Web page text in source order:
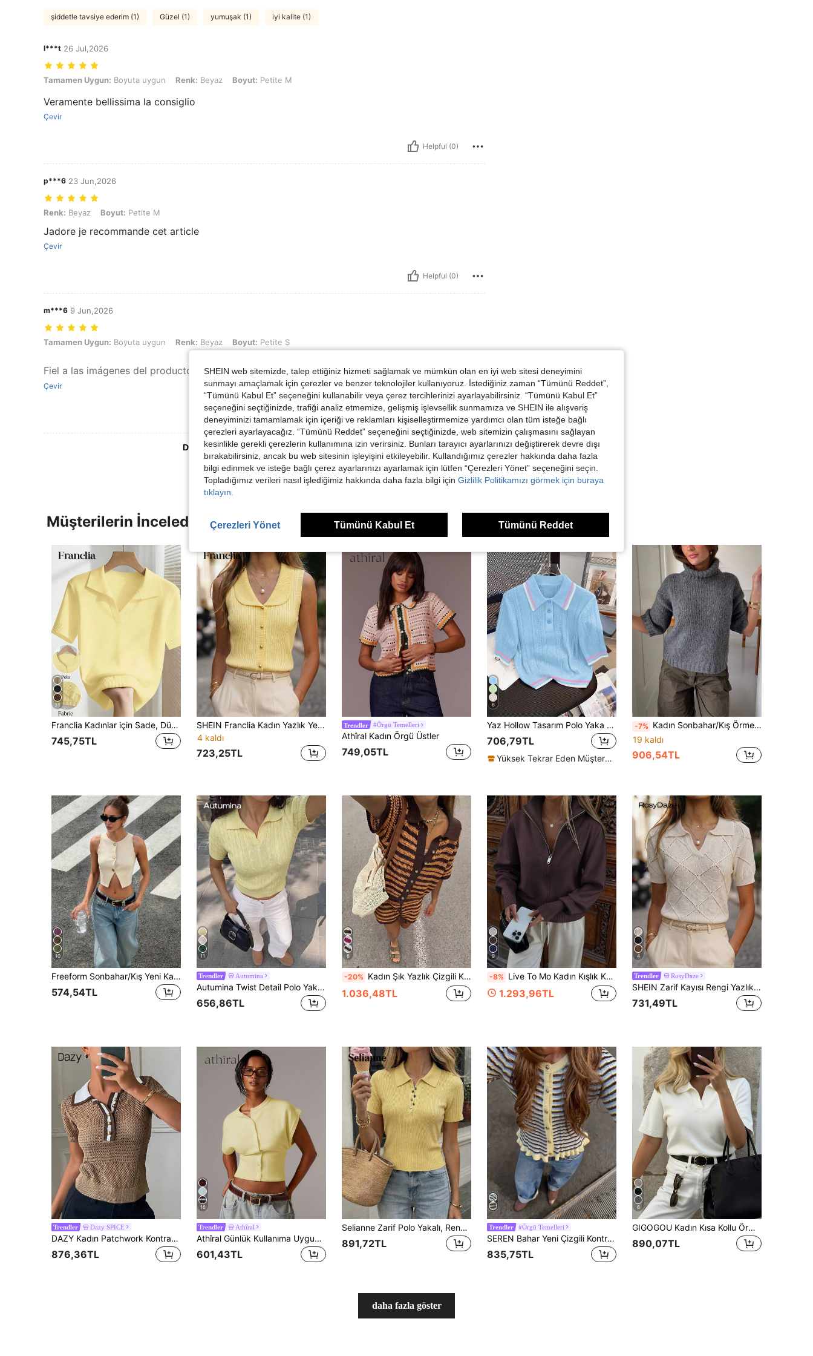
şiddetle tavsiye ederim (1) Güzel (1) yumuşak (1) iyi kalite (1)
l***t 26 Jul,2026
Tamamen Uygun: Boyuta uygun, Renk: Beyaz, Boyut: Petite M
Tamamen Uygun: Boyuta uygun Renk: Beyaz Boyut: Petite M
Veramente bellissima la consiglio
Çevir
Helpful (0)
p***6 23 Jun,2026
Renk: Beyaz, Boyut: Petite M
Renk: Beyaz Boyut: Petite M
Jadore je recommande cet article
Çevir
Helpful (0)
m***6 9 Jun,2026
Tamamen Uygun: Boyuta uygun, Renk: Beyaz, Boyut: Petite S
Tamamen Uygun: Boyuta uygun Renk: Beyaz Boyut: Petite S
Fiel a las imágenes del producto Muy bonito tela suave
Çevir
Helpful (0)
Daha Fazla Değerlendirme Görüntüle
Müşterilerin İncelediği Diğer Ürünler
36
Franclia Kadınlar için Sade, Düz Renk, Devrik Yakalı, Kısa Kollu, Günlük Kullanıma Uygun, İlkbahar ve Yaz Aylarında Giyilebilecek Çok Yönlü Örme Bluz.
745,75TL
SHEIN Franclia Kadın Yazlık Yeni Fransız Zarif Yakalı Fitilli Zayıflatıcı Kolsuz Örme Üst, Yazlık Üst, Kadın Plaj Kıyafeti, Dışarı Çıkma Üstü, Kadın Zarif Üst, Kadın Tatil Kıyafeti, Kadın Sosyal Üst, Ön Düğmeli Örme Yelek, Açık Sarı Yelek, Kadın İşe Gidiş Kıyafeti, Sarı Üst
4 kaldı
723,25TL
Trendler #Örgü Temelleri
Athîral Kadın Örgü Üstler
749,05TL
6
Yaz Hollow Tasarım Polo Yaka Rahat Kolej Stili Çok Yönlü Niş Örgü Üstler
706,79TL
Yüksek Tekrar Eden Müşteriler
-7% Kadın Sonbahar/Kış Örme Balıkçı Yaka Kazak, 3/4 Kol, Standart Boy Pullover
19 kaldı
906,54TL
10
Freeform Sonbahar/Kış Yeni Kadın Kolsuz Yelek, Zarif Şık Üst Segment Romantik İş Günlük Tatil Mezuniyet Sezonu Bağımsızlık Günü, Kalıbı Dar, Bir Beden Büyük Seçmeniz Önerilir
574,54TL
11
Trendler Autumina
Autumina Twist Detail Polo Yaka Sarı Örme Üst, Minimalist Moda Günlük Giyim
656,86TL
6
-20% Kadın Şık Yazlık Çizgili Kısa Kollu Tek Sıralı Düğmeli Örme Hırka ve Örme Şort Takımı, Tatil ve Plaj Tatili İçin Uygun
1.036,48TL
9
-8% Live To Mo Kadın Kışlık Kazak, İş Günlük Kadın Giyim, Uzun Kollu Fermuarlı Örme Hırka, Okula Dönüş Temel Sonbahar
1.293,96TL
4
Trendler RosyDaze
SHEIN Zarif Kayısı Rengi Yazlık Kadın Slim Fit Açılı Yakalı Kısa Kollu Yünlü Elmas Kareli Delikli Örgü Üst, Fransız Stili İş ve Günlük Bluz
731,49TL
Trendler Dazy SPICE
DAZY Kadın Patchwork Kontrast Renkli Polo Yakalı Delikli İnce Örme Üst, Günlük Yaz Tatili ve Okul Üstü
876,36TL
16
Trendler Athîral
Athîral Günlük Kullanıma Uygun, Çok Yönlü, Düz Renk, Önü Düğmeli Örme Yelek
601,43TL
Selianne Zarif Polo Yakalı, Renkli Düğme Detaylı, Kısa Kollu Kadın Kazak, İlkbahar/Yaz Yeni Ürün
891,72TL
Trendler #Örgü Temelleri
SEREN Bahar Yeni Çizgili Kontrast Renkli Yuvarlak Yaka Düğmeli Uzun Kollu Örme Hırka, Slim Fit Vücudu Saran Fırfırlı Etek Uçlu Uzun Kollu Örme Kazak, Fransız Vintage Tatlı ve Çekici Stil
835,75TL
6
GIGOGOU Kadın Kısa Kollu Örme Tişört, Rahat Yumuşak Günlük Balıkçı Yaka Kazak Üst, İlkbahar/Yaz Beyaz
890,07TL
daha fazla göster
SHEIN web sitemizde, talep ettiğiniz hizmeti sağlamak ve mümkün olan en iyi web sitesi deneyimini
sunmayı amaçlamak için çerezler ve benzer teknolojiler kullanıyoruz. İstediğiniz zaman “Tümünü Reddet”,
“Tümünü Kabul Et” seçeneğini kullanabilir veya çerez tercihlerinizi ayarlayabilirsiniz. “Tümünü Kabul Et”
seçeneğini seçtiğinizde, trafiği analiz etmemize, gelişmiş işlevsellik sunmamıza ve SHEIN ile alışveriş
deneyiminizi tamamlamak için içeriği ve reklamları kişiselleştirmemize yardımcı olan tüm isteğe bağlı
çerezleri ayarlayacağız. “Tümünü Reddet” seçeneğini seçtiğinizde, web sitemizin çalışmasını sağlayan
kesinlikle gerekli çerezlerin kullanımına izin verirsiniz. Bunları tarayıcı ayarlarınızı değiştirerek devre dışı
bırakabilirsiniz, ancak bu web sitesinin işleyişini etkileyebilir. Kullandığımız çerezler hakkında daha fazla
bilgi edinmek ve isteğe bağlı çerez ayarlarınızı ayarlamak için lütfen “Çerezleri Yönet” seçeneğini seçin.
Topladığımız verileri nasıl işlediğimiz hakkında daha fazla bilgi için Gizlilik Politikamızı görmek için buraya
tıklayın.
Çerezleri Yönet Tümünü Kabul Et Tümünü Reddet